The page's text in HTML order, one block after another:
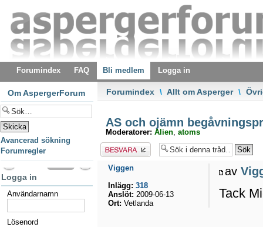
Forumindex FAQ Bli medlem Logga in
Forumindex \ Allt om Asperger \
AS och ojämn
Moderatorer: Alien, atoms
Besvara
av
Tack
Viggen
Inlägg: 318
Anslöt: 2009-06-13
Ort: Vetlanda
Om AspergerForum
Avancerad sökning
Forumregler
Logga in
Användarnamn
Lösenord